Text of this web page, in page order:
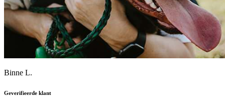
Binne L.
Geverifieerde klant